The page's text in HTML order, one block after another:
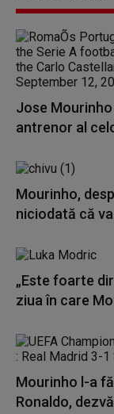
Jose Mourinho
antrenor al
Mourinho,
niciodată că
„Este foarte
ziua în care
Mourinho l-a
Ronaldo,